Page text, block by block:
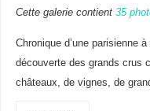
Cette galerie contient 35
Chronique d’une parisienne
découverte des grands crus
châteaux, de vignes, de